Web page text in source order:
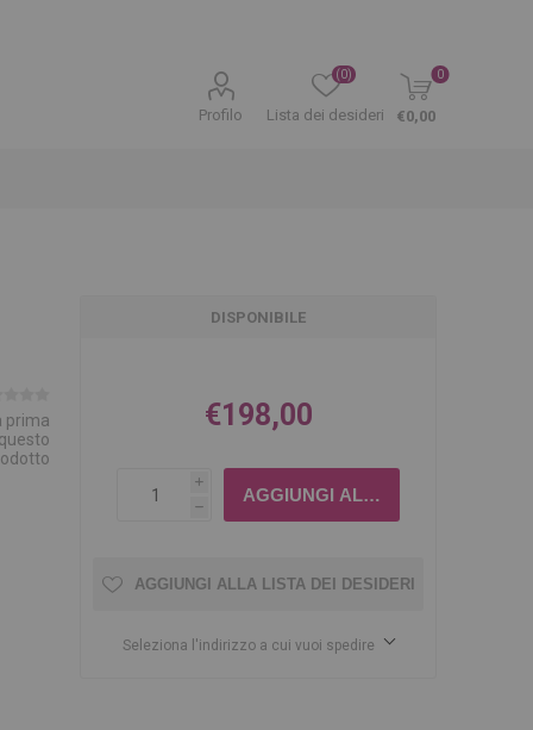
Profilo Lista dei desideri
(0) 0
€0,00
prima
DISPONIBILE
€198,00
i
h
AGGIUNGI ALLA LISTA DEI DESIDERI
Seleziona l'indirizzo a cui vuoi spedire